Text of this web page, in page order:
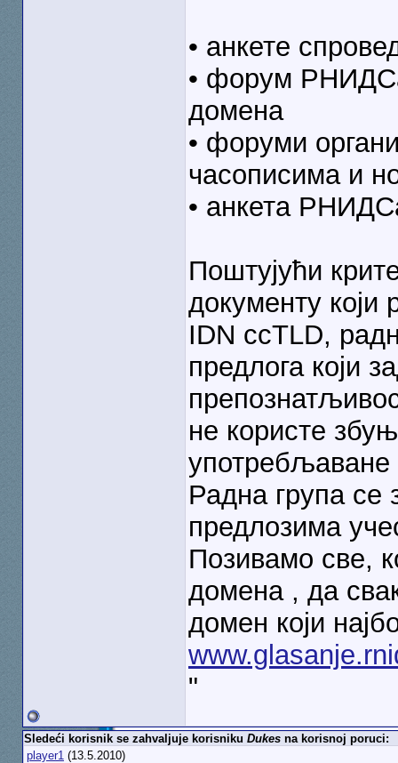
• анкете
• форум
домена
• форуми
часописима и
• анкета
Поштујући
документу
IDN ccTLD,
предлога који
не користе
употребљаване
Радна група се
предлозима
Позивамо све,
домена , да
домен који
"
Sledeći korisnik se zahvaljuje korisniku Dukesna korisnoj poruci:
player1(13.5.2010)